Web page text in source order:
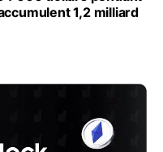
1,2 milliard